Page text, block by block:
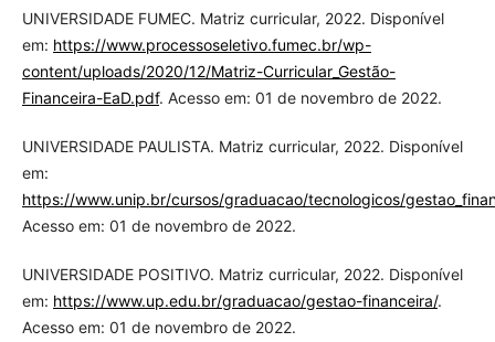
UNIVERSIDADE FUMEC. Matriz curricular, 2022. Disponível
em: https://www.processoseletivo.fumec.br/wp-
content/uploads/2020/12/Matriz-Curricular_Gestão-
Financeira-EaD.pdf. Acesso em: 01 de novembro de 2022.
UNIVERSIDADE PAULISTA. Matriz curricular, 2022. Disponível
em:
https://www.unip.br/cursos/graduacao/tecnologicos/
Acesso em: 01 de novembro de 2022.
UNIVERSIDADE POSITIVO. Matriz curricular, 2022. Disponível
em: https://www.up.edu.br/graduacao/gestao-financeira/.
Acesso em: 01 de novembro de 2022.